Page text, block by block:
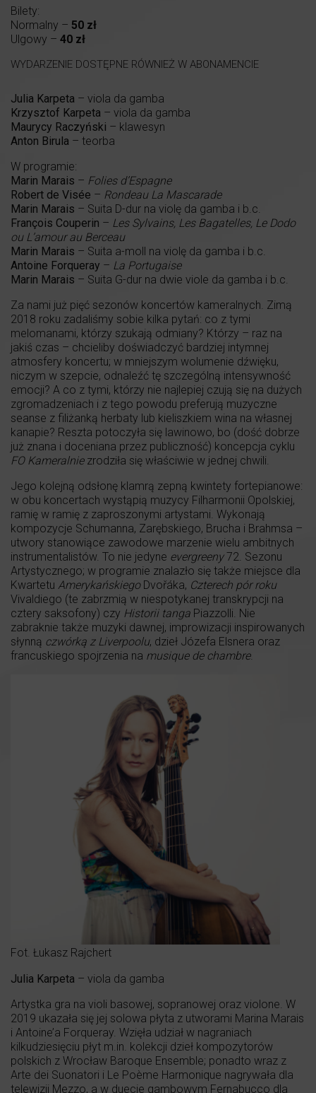
Bilety:
Normalny – 50 zł
Ulgowy – 40 zł
WYDARZENIE DOSTĘPNE RÓWNIEŻ W ABONAMENCIE
Julia Karpeta – viola da gamba
Krzysztof Karpeta – viola da gamba
Maurycy Raczyński – klawesyn
Anton Birula – teorba
W programie:
Marin Marais – Folies d’Espagne
Robert de Visée – Rondeau La Mascarade
Marin Marais – Suita D-dur na violę da gamba i b.c.
François Couperin – Les Sylvains, Les Bagatelles, Le Dodo
ou L’amour au Berceau
Marin Marais – Suita a-moll na violę da gamba i b.c.
Antoine Forqueray – La Portugaise
Marin Marais – Suita G-dur na dwie viole da gamba i b.c.
Za nami już pięć sezonów koncertów kameralnych. Zimą
2018 roku zadaliśmy sobie kilka pytań: co z tymi
melomanami, którzy szukają odmiany? Którzy – raz na
jakiś czas – chcieliby doświadczyć bardziej intymnej
atmosfery koncertu; w mniejszym wolumenie dźwięku,
niczym w szepcie, odnaleźć tę szczególną intensywność
emocji? A co z tymi, którzy nie najlepiej czują się na dużych
zgromadzeniach i z tego powodu preferują muzyczne
seanse z filiżanką herbaty lub kieliszkiem wina na własnej
kanapie? Reszta potoczyła się lawinowo, bo (dość dobrze
już znana i doceniana przez publiczność) koncepcja cyklu
FO Kameralniezrodziła się właściwie w jednej chwili.
Jego kolejną odsłonę klamrą zepną kwintety fortepianowe:
w obu koncertach wystąpią muzycy Filharmonii Opolskiej,
ramię w ramię z zaproszonymi artystami. Wykonają
kompozycje Schumanna, Zarębskiego, Brucha i Brahmsa –
utwory stanowiące zawodowe marzenie wielu ambitnych
instrumentalistów. To nie jedyne evergreeny72. Sezonu
Artystycznego; w programie znalazło się także miejsce dla
Kwartetu AmerykańskiegoDvořáka, Czterech pór roku
Vivaldiego (te zabrzmią w niespotykanej transkrypcji na
cztery saksofony) czy Historii tanga Piazzolli. Nie
zabraknie także muzyki dawnej, improwizacji inspirowanych
słynną czwórką z Liverpoolu, dzieł Józefa Elsnera oraz
francuskiego spojrzenia na musique de chambre.
Fot. Łukasz Rajchert
Julia Karpeta – viola da gamba
Artystka gra na violi basowej, sopranowej oraz violone. W
2019 ukazała się jej solowa płyta z utworami Marina Marais
i Antoine’a Forqueray. Wzięła udział w nagraniach
kilkudziesięciu płyt m.in. kolekcji dzieł kompozytorów
polskich z Wrocław Baroque Ensemble; ponadto wraz z
Arte dei Suonatori i Le Poème Harmonique nagrywała dla
telewizji Mezzo, a w duecie gambowym Fernabucco dla